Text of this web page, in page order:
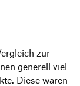
zur
generell viel
Diese waren